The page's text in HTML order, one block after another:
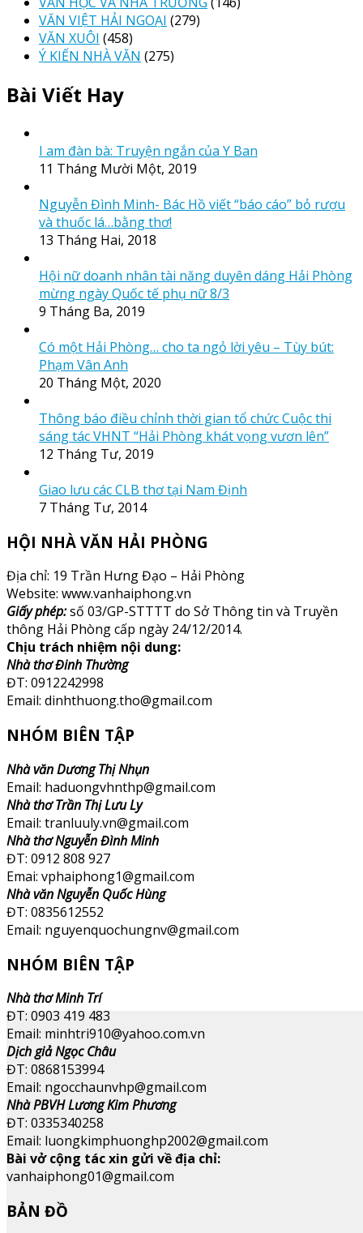
VĂN VIỆT HẢI NGOẠI (279)
VĂN XUÔI (458)
Ý KIẾN NHÀ VĂN (275)
Bài Viết Hay
I am đàn bà: Truyện ngắn của Y Ban
11 Tháng Mười Một, 2019
Nguyễn Đình Minh- Bác Hồ viết “báo cáo” bỏ rượu
và thuốc lá…bằng thơ!
13 Tháng Hai, 2018
Hội nữ doanh nhân tài năng duyên dáng Hải Phòng
mừng ngày Quốc tế phụ nữ 8/3
9 Tháng Ba, 2019
Có một Hải Phòng… cho ta ngỏ lời yêu – Tùy bút:
Phạm Vân Anh
20 Tháng Một, 2020
Thông báo điều chỉnh thời gian tổ chức Cuộc thi
sáng tác VHNT “Hải Phòng khát vọng vươn lên”
12 Tháng Tư, 2019
Giao lưu các CLB thơ tại Nam Định
7 Tháng Tư, 2014
HỘI NHÀ VĂN HẢI PHÒNG
Địa chỉ: 19 Trần Hưng Đạo – Hải Phòng
Website: www.vanhaiphong.vn
Giấy phép:số 03/GP-STTTT do Sở Thông tin và Truyền
thông Hải Phòng cấp ngày 24/12/2014.
Chịu trách nhiệm nội dung:
Nhà thơ Đinh Thường
ĐT: 0912242998
Email: dinhthuong.tho@gmail.com
NHÓM BIÊN TẬP
Nhà văn Dương Thị Nhụn
Email: haduongvhnthp@gmail.com
Nhà thơ Trần Thị Lưu Ly
Email: tranluuly.vn@gmail.com
Nhà thơ Nguyễn Đình Minh
ĐT: 0912 808 927
Emai: vphaiphong1@gmail.com
Nhà văn Nguyễn Quốc Hùng
ĐT: 0835612552
Email: nguyenquochungnv@gmail.com
NHÓM BIÊN TẬP
Nhà thơ Minh Trí
ĐT: 0903 419 483
Email: minhtri910@yahoo.com.vn
Dịch giả Ngọc Châu
ĐT: 0868153994
Email: ngocchaunvhp@gmail.com
Nhà PBVH Lương Kim Phương
ĐT: 0335340258
Email: luongkimphuonghp2002@gmail.com
Bài vở cộng tác xin gửi về địa chỉ:
vanhaiphong01@gmail.com
BẢN ĐỒ